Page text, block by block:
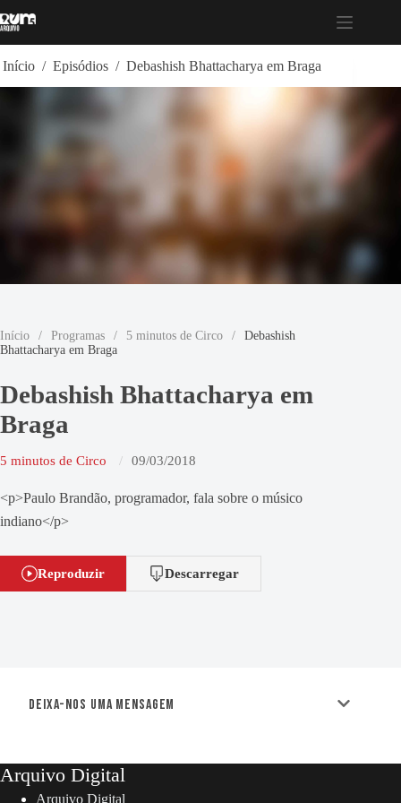
para
Início / Episódios / Debashish Bhattacharya em Braga
Início / Programas / 5 minutos de Circo /
Debashish
Bhattacharya em Braga
Debashish Bhattacharya em
Braga
5 minutos de Circo 09/03/2018
<p>Paulo Brandão, programador, fala sobre o músico
indiano</p>
Reproduzir Descarregar
Deixa-nos uma mensagem
Arquivo Digital
Arquivo Digital